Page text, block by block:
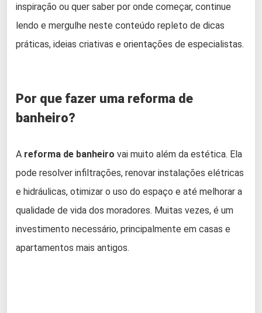
inspiração ou quer saber por onde começar, continue
lendo e mergulhe neste conteúdo repleto de dicas
práticas, ideias criativas e orientações de especialistas.
Por que fazer uma reforma de
banheiro?
A reforma de banheiro vai muito além da estética. Ela
pode resolver infiltrações, renovar instalações elétricas
e hidráulicas, otimizar o uso do espaço e até melhorar a
qualidade de vida dos moradores. Muitas vezes, é um
investimento necessário, principalmente em casas e
apartamentos mais antigos.